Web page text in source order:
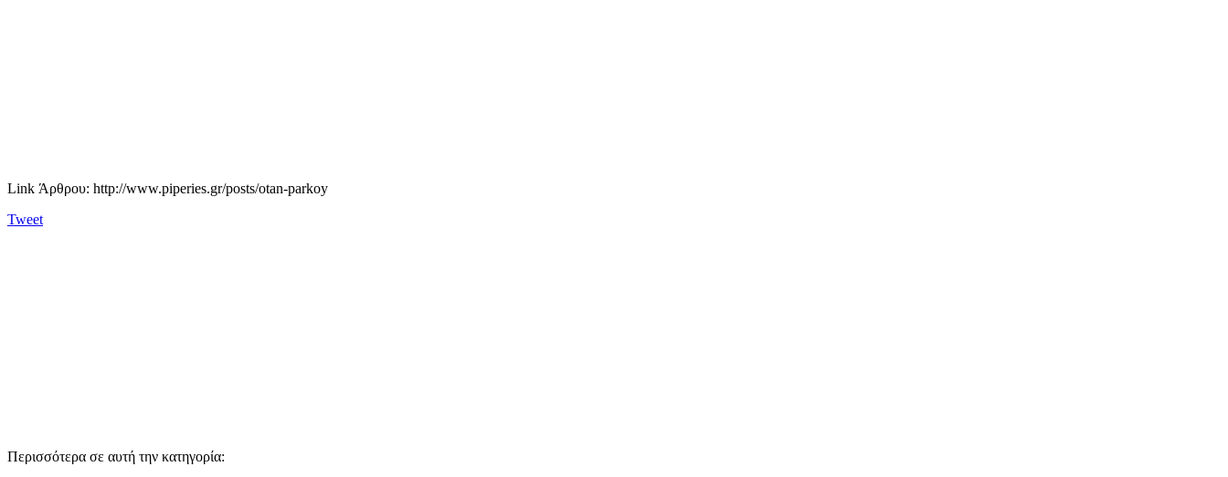
Link Άρθρου: http://www.piperies.gr/posts/otan-parkoy
Tweet
Περισσότερα σε αυτή την κατηγορία: